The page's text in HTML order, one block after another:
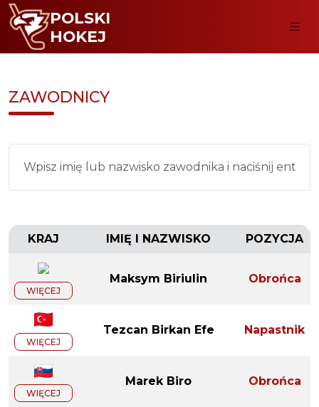
POLSKI
HOKEJ
ZAWODNICY
KRAJ IMIĘ I NAZWISKO POZYCJA
WIĘCEJ
Maksym Biriulin Obrońca
WIĘCEJ
Tezcan Birkan Efe Napastnik
WIĘCEJ
Marek Biro Obrońca